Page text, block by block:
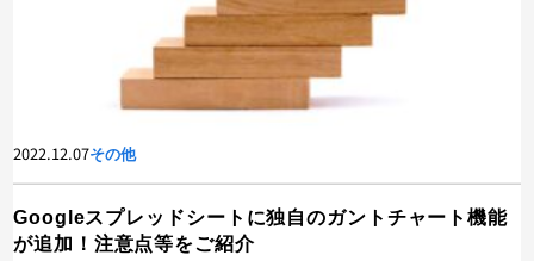
2022.12.07その他
Googleスプレッドシートに独自のガントチャート機能
が追加！注意点等をご紹介